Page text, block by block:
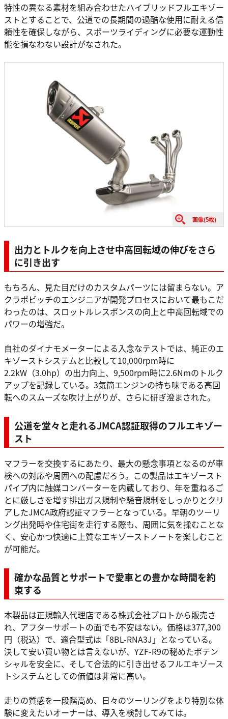
特性の異なる素材を組み合わせたハイブリッドフルエキゾー
ストとすることで、公道での長期間の過酷な使用に耐える信
頼性を確保しながら、スポーツライディングに必要な運動性
能を損なわない設計がなされた。
画像(5枚)
出力とトルクを向上させ中高回転域の伸びをさら
に引き出す
もちろん、見た目だけのカスタムパーツには留まらない。ア
クラポビッチのエンジニアが開発プロセスにおいて最もこだ
わったのは、スロットルレスポンスの向上と中高回転域での
パワーの増強だ。
自社のダイナモメーターによる入念なテストでは、純正のエ
キゾーストシステムと比較して10,000rpm時に
2.2kW（3.0hp）の出力向上、9,500rpm時に2.6Nmのトルク
アップを記録している。3気筒エンジンの持ち味である高回
転へのスムーズな吹け上がりが、さらに研ぎ澄まされた。
公道を堂々と走れるJMCA認証取得のフルエキゾー
スト
マフラーを交換するにあたり、最大の懸念事項となるのが車
検への対応や周囲への配慮だろう。この製品はエキゾースト
パイプ内に触媒コンバーターを内蔵しており、年を重ねるご
とに厳しさを増す排出ガス規制や騒音規制をしっかりとクリ
アしたJMCA政府認証マフラーとなっている。早朝のツーリ
ング出発時や住宅街を走行する際も、周囲に気を揉むことな
く、安心かつ快適に上質なエキゾーストノートを楽しむこと
が可能だ。
確かな品質とサポートで愛車との豊かな時間を約
束する
本製品は正規輸入代理店である株式会社プロトから販売さ
れ、アフターサポートの面でも不安はない。価格は377,300
円（税込）で、適合型式は「8BL-RNA3J」となっている。
決して安い買い物とは言えないが、YZF-R9の秘めたポテン
シャルを安全に、そして合法的に引き出せるフルエキゾース
トシステムとしての価値は非常に高い。
走りの質感を一段階高め、日々のツーリングをより特別な体
験に変えたいオーナーは、導入を検討してみては。